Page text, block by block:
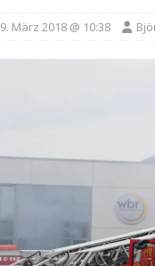
9. März 2018 @ 10:38